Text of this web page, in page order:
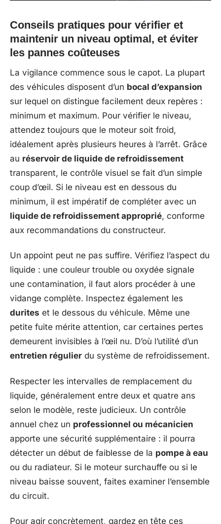
Conseils pratiques pour vérifier et
maintenir un niveau optimal, et éviter
les pannes coûteuses
La vigilance commence sous le capot. La plupart
des véhicules disposent d’un bocal d’expansion
sur lequel on distingue facilement deux repères :
minimum et maximum. Pour vérifier le niveau,
attendez toujours que le moteur soit froid,
idéalement après plusieurs heures à l’arrêt. Grâce
au réservoir de liquide de refroidissement
transparent, le contrôle visuel se fait d’un simple
coup d’œil. Si le niveau est en dessous du
minimum, il est impératif de compléter avec un
liquide de refroidissement approprié, conforme
aux recommandations du constructeur.
Un appoint peut ne pas suffire. Vérifiez l’aspect du
liquide : une couleur trouble ou oxydée signale
une contamination, il faut alors procéder à une
vidange complète. Inspectez également les
durites et le dessous du véhicule. Même une
petite fuite mérite attention, car certaines pertes
demeurent invisibles à l’œil nu. D’où l’utilité d’un
entretien régulier du système de refroidissement.
Respecter les intervalles de remplacement du
liquide, généralement entre deux et quatre ans
selon le modèle, reste judicieux. Un contrôle
annuel chez un professionnel ou mécanicien
apporte une sécurité supplémentaire : il pourra
détecter un début de faiblesse de la pompe à eau
ou du radiateur. Si le moteur surchauffe ou si le
niveau baisse souvent, faites examiner l’ensemble
du circuit.
Pour agir concrètement, gardez en tête ces